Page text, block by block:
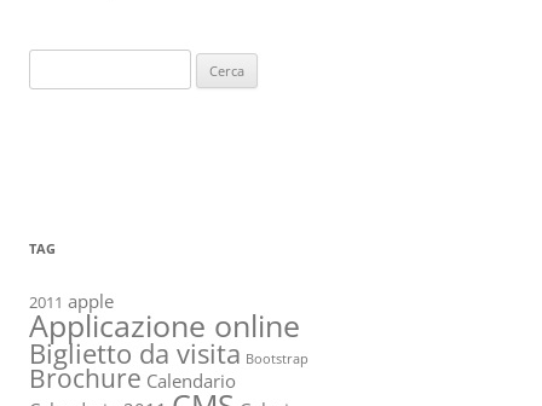
per:
TAG
2011 apple
Applicazione online
Biglietto da visita Bootstrap
Brochure Calendario